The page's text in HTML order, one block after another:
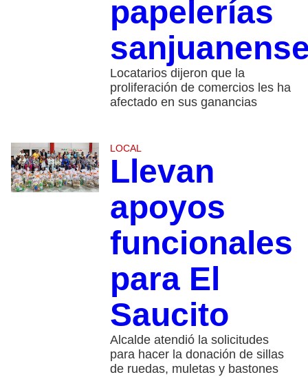
papelerías
Locatarios dijeron que la
proliferación de comercios les ha
afectado en sus ganancias
LOCAL
Llevan
apoyos
funcionales
para El
Saucito
Alcalde atendió la solicitudes
para hacer la donación de sillas
de ruedas, muletas y bastones